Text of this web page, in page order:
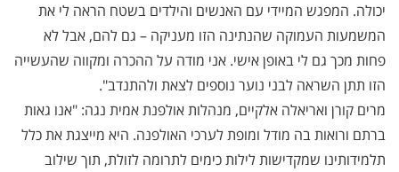
יכולה. המפגש המיידי עם האנשים והילדים בשטח הראה לי את
המשמעות העמוקה שהנתינה הזו מעניקה – גם להם, אבל לא
פחות מכך גם לי באופן אישי. אני מודה על ההכרה ומקווה שהעשייה
הזו תתן השראה לבני נוער נוספים לצאת ולהתנדב".
מרים קורן ואריאלה אלקיים, מנהלות אולפנת אמית נגה: "אנו גאות
ברתם ורואות בה מודל ומופת לערכי האולפנה. היא מייצגת את כלל
תלמידותינו שמקדישות לילות כימים לתרומה לזולת, תוך שילוב